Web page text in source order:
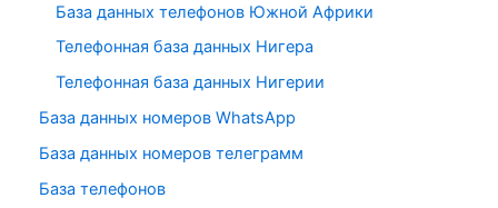
База данных телефонов Южной Африки
Телефонная база данных Нигера
Телефонная база данных Нигерии
База данных номеров WhatsApp
База данных номеров телеграмм
База телефонов